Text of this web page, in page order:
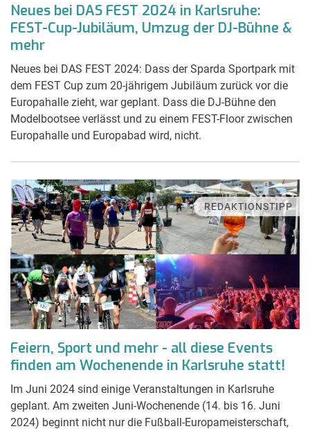
Neues bei DAS FEST 2024 in Karlsruhe:
FEST-Cup-Jubiläum, Umzug der DJ-Bühne &
mehr
Neues bei DAS FEST 2024: Dass der Sparda Sportpark mit
dem FEST Cup zum 20-jährigem Jubiläum zurück vor die
Europahalle zieht, war geplant. Dass die DJ-Bühne den
Modelbootsee verlässt und zu einem FEST-Floor zwischen
Europahalle und Europabad wird, nicht.
REDAKTIONSTIPP
Feiern, Sport und mehr - all diese Events
finden am Wochenende in Karlsruhe statt!
Im Juni 2024 sind einige Veranstaltungen in Karlsruhe
geplant. Am zweiten Juni-Wochenende (14. bis 16. Juni
2024) beginnt nicht nur die Fußball-Europameisterschaft,